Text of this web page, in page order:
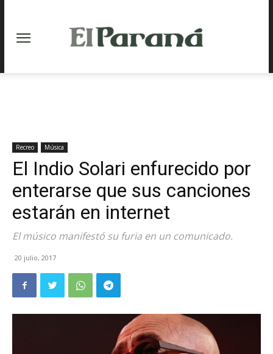
Recreo Música
El Indio Solari enfurecido por
enterarse que sus canciones
estarán en internet
El músico manifestó su furia en un comunicado.
20 julio, 2017